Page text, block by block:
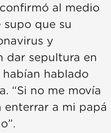
al medio
que su
y
dar sepultura en
hablado
“Si no me movía
enterrar a mi papá